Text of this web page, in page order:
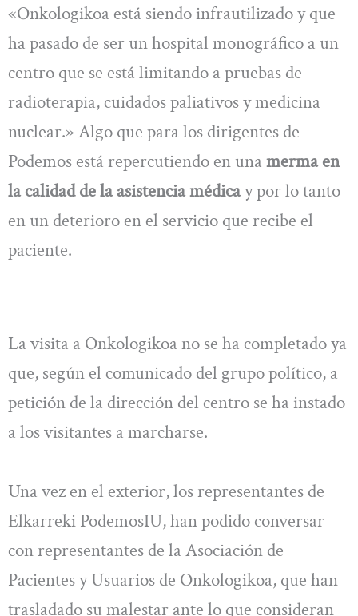
«Onkologikoa está siendo infrautilizado y que
ha pasado de ser un hospital monográfico a un
centro que se está limitando a pruebas de
radioterapia, cuidados paliativos y medicina
nuclear.» Algo que para los dirigentes de
Podemos está repercutiendo en una merma en
la calidad de la asistencia médicay por lo tanto
en un deterioro en el servicio que recibe el
paciente.
La visita a Onkologikoa no se ha completado ya
que, según el comunicado del grupo político, a
petición de la dirección del centro se ha instado
a los visitantes a marcharse.
Una vez en el exterior, los representantes de
Elkarreki PodemosIU, han podido conversar
con representantes de la Asociación de
Pacientes y Usuarios de Onkologikoa, que han
trasladado su malestar ante lo que consideran